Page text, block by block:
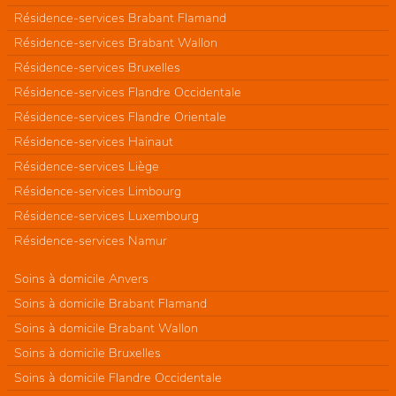
Résidence-services Brabant Flamand
Résidence-services Brabant Wallon
Résidence-services Bruxelles
Résidence-services Flandre Occidentale
Résidence-services Flandre Orientale
Résidence-services Hainaut
Résidence-services Liège
Résidence-services Limbourg
Résidence-services Luxembourg
Résidence-services Namur
Soins à domicile Anvers
Soins à domicile Brabant Flamand
Soins à domicile Brabant Wallon
Soins à domicile Bruxelles
Soins à domicile Flandre Occidentale